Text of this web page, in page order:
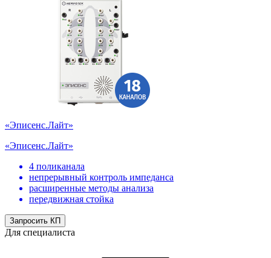
«Эписенс.Лайт»
«Эписенс.Лайт»
4 поликанала
непрерывный контроль импеданса
расширенные методы анализа
передвижная стойка
Запросить КП
Для специалиста